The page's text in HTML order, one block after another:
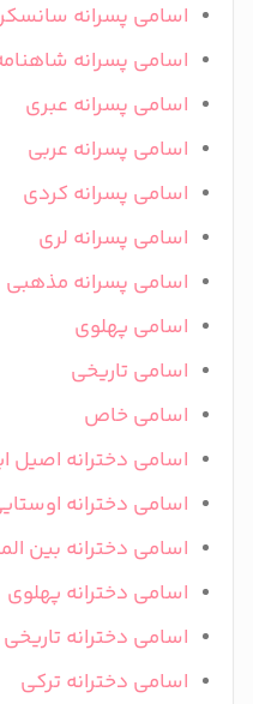
اسامی پسرانه
اسامی پسرانه
اسامی پسرانه عبری
اسامی پسرانه عربی
اسامی پسرانه کردی
اسامی پسرانه لری
اسامی پسرانه مذهبی
اسامی پهلوی
اسامی تاریخی
اسامی خاص
اسامی دخترانه اصیل
اسامی دخترانه
اسامی دخترانه بین
اسامی دخترانه پهلوی
اسامی دخترانه تاریخی
اسامی دخترانه ترکی